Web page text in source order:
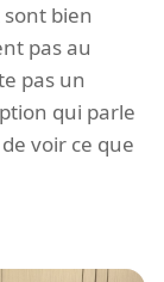
bien
pas au
pas un
qui parle
voir ce que